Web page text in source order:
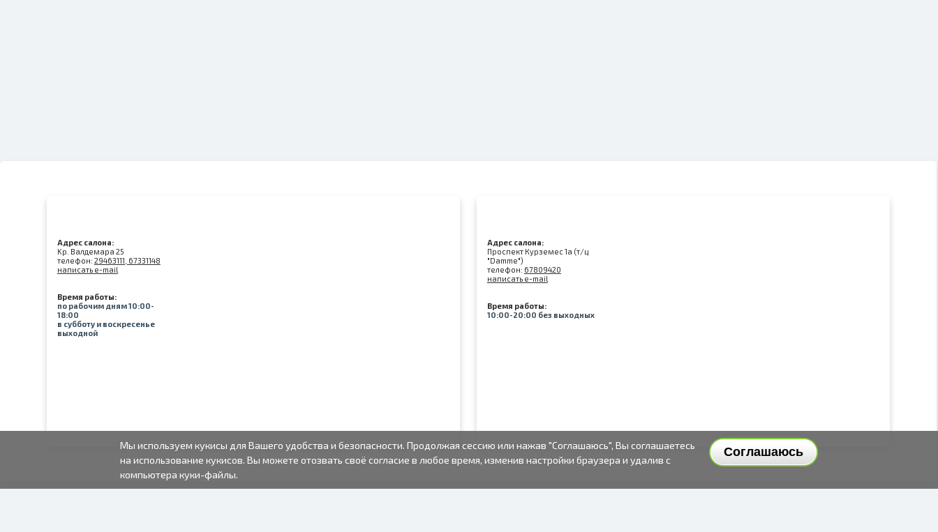
Адрес салона:
Kр. Валдемара 25
телефон: 29463111, 67331148
написать e-mail
Время работы:
по рабочим дням 10:00-
18:00
в субботу и воскресенье
выходной
Адрес салона:
Проспект Курземес 1а (т/ц
"Damme")
телефон: 67809420
написать e-mail
Время работы:
10:00-20:00 без выходных
Соглашаюсь
Мы используем кукисы для Вашего удобства и безопасности. Продолжая сессию или нажав "Соглашаюсь", Вы соглашаетесь
на использование кукисов. Вы можете отозвать своё согласие в любое время, изменив настройки браузера и удалив с
компьютера куки-файлы.